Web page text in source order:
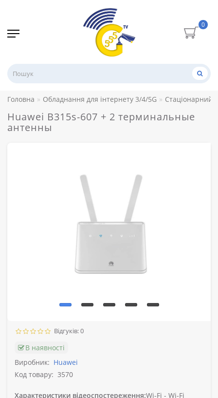
0
Головна Обладнання для інтернету 3/4/5G Стаціонарний
Huawei B315s-607 + 2 терминальные
антенны
Відгуків: 0
В наявності
Виробник: Huawei
Код товару: 3570
Характеристики відеоспостереження:Wi-Fi - Wi-Fi